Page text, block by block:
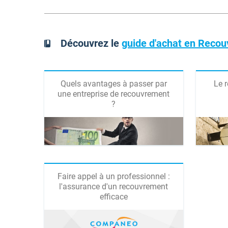
Découvrez leguide d'achat en
Quels avantages à passer par
une entreprise de recouvrement
?
Le
Faire appel à un professionnel :
l'assurance d'un recouvrement
efficace